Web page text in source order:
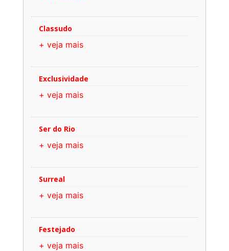
Classudo
+ veja mais
Exclusividade
+ veja mais
Ser do Rio
+ veja mais
Surreal
+ veja mais
Festejado
+ veja mais